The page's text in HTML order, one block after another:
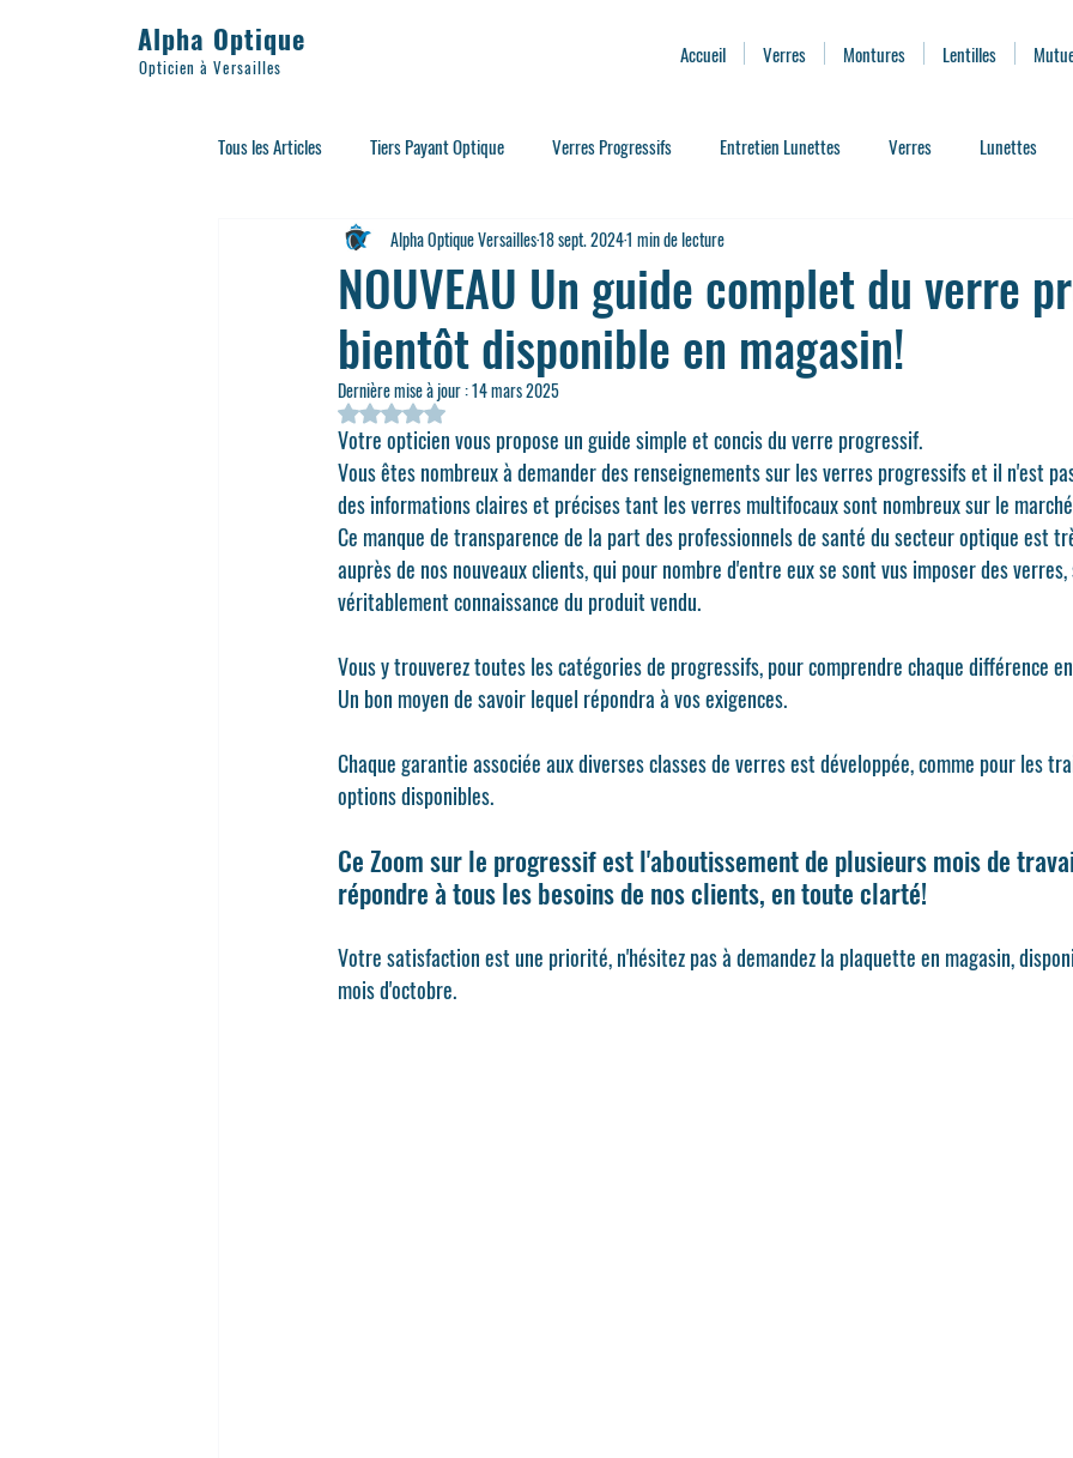
Alpha Optique
Opticien à Versailles Accueil Verres Montures Lentilles
Tous les Articles Tiers Payant Optique Verres Progressifs Entretien Lunettes Verres Lunettes
Lunettes Adultes Sport Accessoire Lunettes Presbytie
Lunettes de Soleil Lunettes d'éclipses Où trouver des Lunettes d'éclipse Remboursement Optique
NOUVEAU Un guide complet du verre
bientôt disponible en magasin!
Alpha Optique Versailles18 sept. 20241 min de lecture
Dernière mise à jour :14 mars 2025
Noté NaN étoiles sur 5.
Votre opticien vous propose un guide simple et concis du verre progressif.
Vous êtes nombreux à demander des renseignements sur les verres progressifs et il n'est
des informations claires et précises tant les verres multifocaux sont nombreux sur le
Ce manque de transparence de la part des professionnels de santé du secteur optique est
auprès de nos nouveaux clients, qui pour nombre d'entre eux se sont vus imposer des
véritablement connaissance du produit vendu.
Vous y trouverez toutes les catégories de progressifs, pour comprendre chaque différence
Un bon moyen de savoir lequel répondra à vos exigences.
Chaque garantie associée aux diverses classes de verres est développée, comme pour les
options disponibles.
Ce Zoom sur le progressif est l'aboutissement de plusieurs mois de
répondre à tous les besoins de nos clients, en toute clarté!
Votre satisfaction est une priorité, n'hésitez pas à demandez la plaquette en magasin,
mois d'octobre.